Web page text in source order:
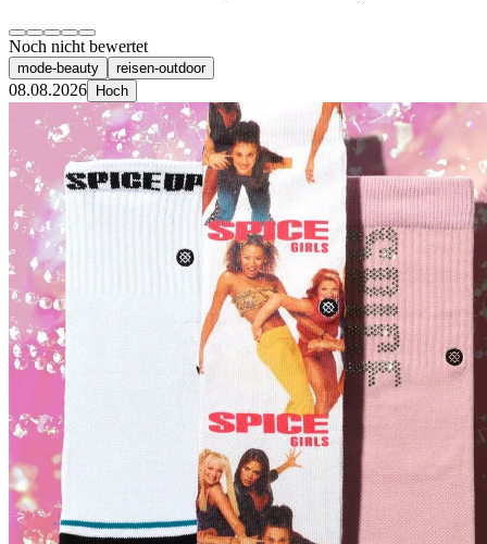
Noch nicht bewertet
mode-beauty reisen-outdoor
08.08.2026 Hoch